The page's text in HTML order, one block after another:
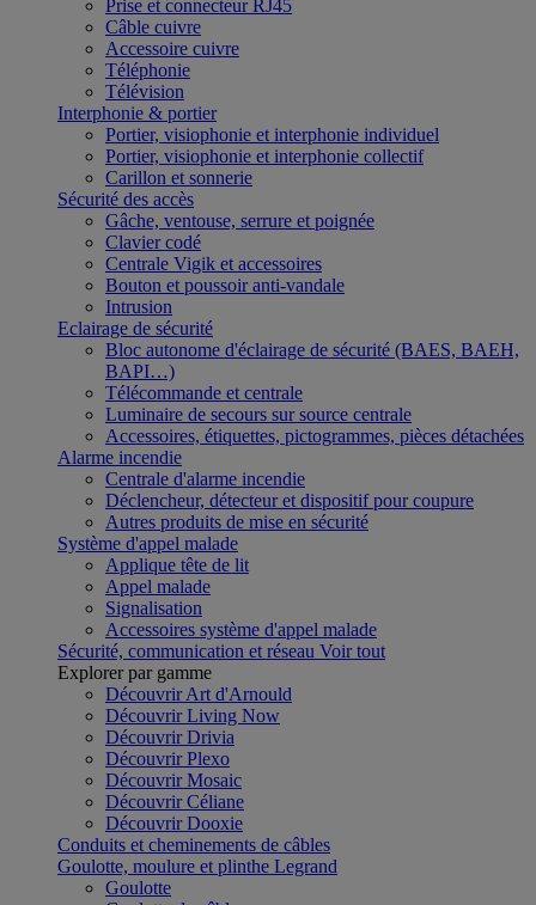
Prise et connecteur RJ45
Câble cuivre
Accessoire cuivre
Téléphonie
Télévision
Interphonie & portier
Portier, visiophonie et interphonie individuel
Portier, visiophonie et interphonie collectif
Carillon et sonnerie
Sécurité des accès
Gâche, ventouse, serrure et poignée
Clavier codé
Centrale Vigik et accessoires
Bouton et poussoir anti-vandale
Intrusion
Eclairage de sécurité
Bloc autonome d'éclairage de sécurité (BAES, BAEH,
BAPI…)
Télécommande et centrale
Luminaire de secours sur source centrale
Accessoires, étiquettes, pictogrammes, pièces détachées
Alarme incendie
Centrale d'alarme incendie
Déclencheur, détecteur et dispositif pour coupure
Autres produits de mise en sécurité
Système d'appel malade
Applique tête de lit
Appel malade
Signalisation
Accessoires système d'appel malade
Sécurité, communication et réseau Voir tout
Explorer par gamme
Découvrir Art d'Arnould
Découvrir Living Now
Découvrir Drivia
Découvrir Plexo
Découvrir Mosaic
Découvrir Céliane
Découvrir Dooxie
Conduits et cheminements de câbles
Goulotte, moulure et plinthe Legrand
Goulotte